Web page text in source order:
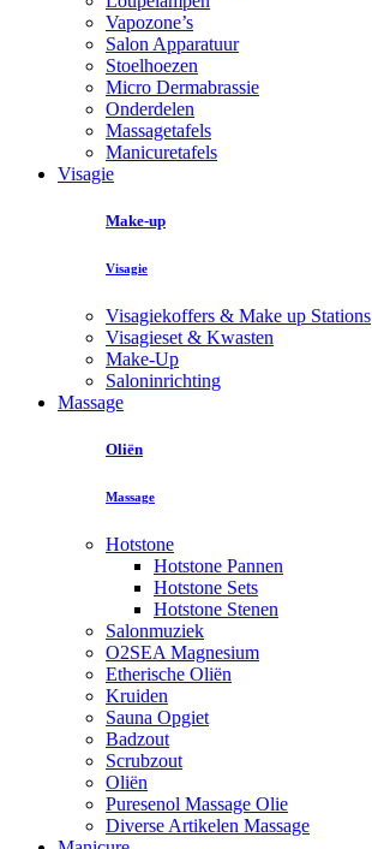
Vapozone’s
Salon Apparatuur
Stoelhoezen
Micro Dermabrassie
Onderdelen
Massagetafels
Manicuretafels
Visagie
Make-up
Visagie
Visagiekoffers & Make up Stations
Visagieset & Kwasten
Make-Up
Saloninrichting
Massage
Oliën
Massage
Hotstone
Hotstone Pannen
Hotstone Sets
Hotstone Stenen
Salonmuziek
O2SEA Magnesium
Etherische Oliën
Kruiden
Sauna Opgiet
Badzout
Scrubzout
Oliën
Puresenol Massage Olie
Diverse Artikelen Massage